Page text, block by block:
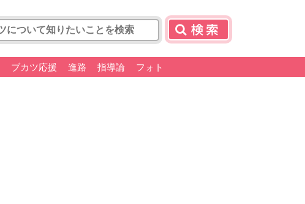
ブカツ応援 進路 指導論 フォト